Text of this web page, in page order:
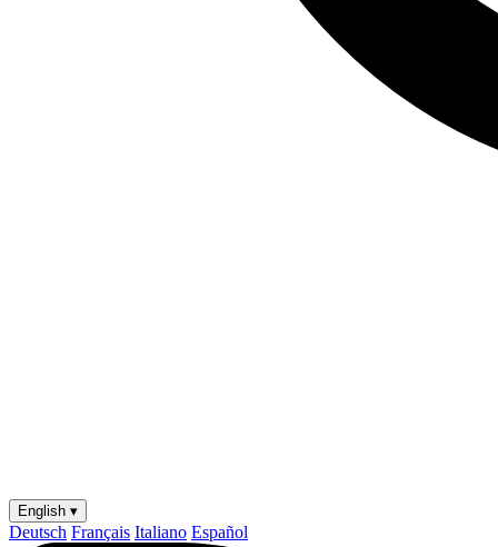
English ▾
Deutsch Français Italiano Español